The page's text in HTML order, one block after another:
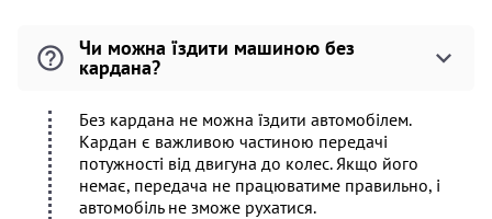
Чи можна їздити машиною без
кардана?
Без кардана не можна їздити автомобілем.
Кардан є важливою частиною передачі
потужності від двигуна до колес. Якщо його
немає, передача не працюватиме правильно, і
автомобіль не зможе рухатися.